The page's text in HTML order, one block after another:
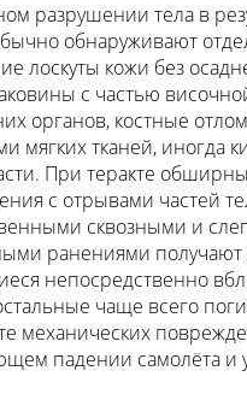
разрушении тела в
обнаруживают
лоскуты кожи без
с частью височной
органов, костные
мягких тканей, иногда
При теракте
с отрывами частей
сквозными и
ранениями получают
непосредственно
чаще всего
механических
падении самолёта и